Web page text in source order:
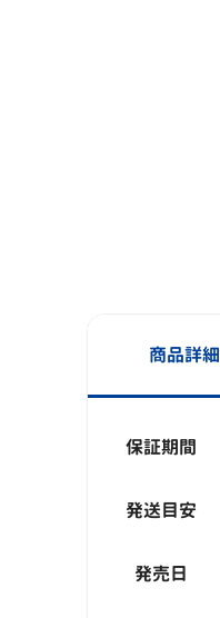
商品詳細
保証期間
発送目安
発売日